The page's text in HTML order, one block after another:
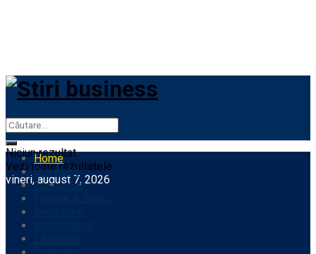
Niciun rezultat
Vezi toate rezultatele
vineri, august 7, 2026
Home
Business
Economie